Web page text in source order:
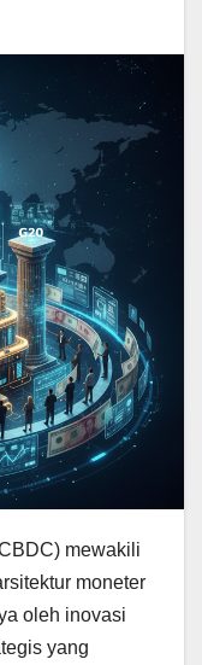
mewakili
moneter
oleh inovasi
yang